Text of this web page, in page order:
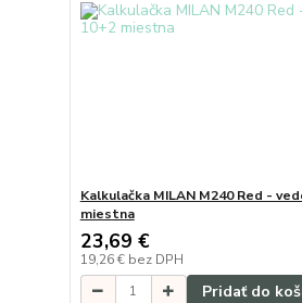
Kalkulačka MILAN M240 Red -
miestna
23,69 €
19,26 € bez DPH
Pridať do